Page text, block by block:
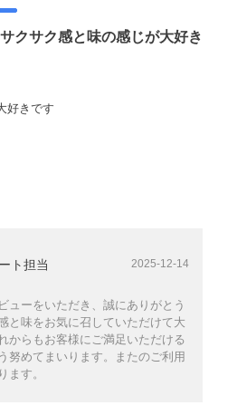
クサク感と味の感じが大好き
好きです
ト担当 2025-12-14
ューをいただき、誠にありがとう
と味をお気に召していただけて大
からもお客様にご満足いただける
努めてまいります。またのご利用
ます。